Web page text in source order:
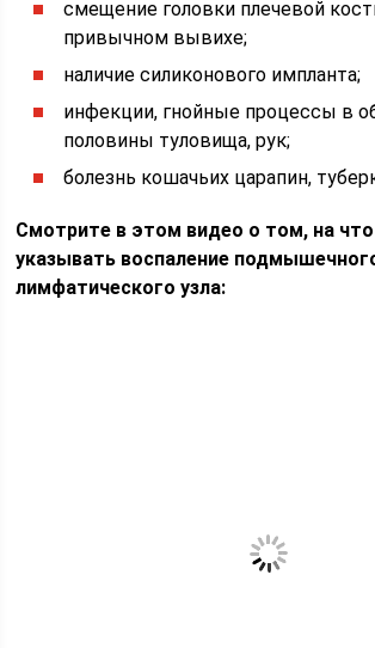
смещение головки плечевой
привычном вывихе;
наличие силиконового импланта;
инфекции, гнойные процессы в
половины туловища, рук;
болезнь кошачьих царапин,
Смотрите в этом видео о том, на
указывать воспаление
лимфатического узла: